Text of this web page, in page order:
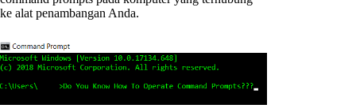
ke alat penambangan Anda.